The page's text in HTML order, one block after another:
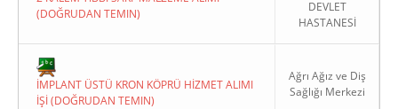
(DOĞRUDAN TEMIN)
DEVLET
HASTANESİ
İMPLANT ÜSTÜ KRON KÖPRÜ HİZMET ALIMI
İŞİ (DOĞRUDAN TEMIN)
Ağrı Ağız ve Diş
Sağlığı Merkezi